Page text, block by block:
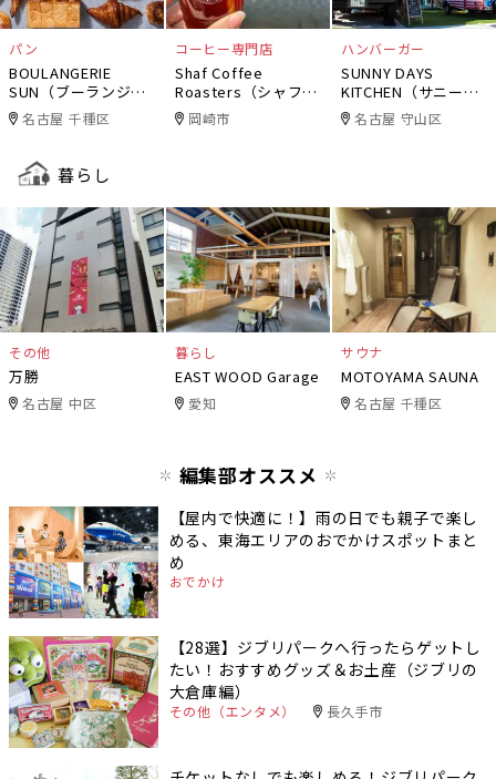
パン
BOULANGERIE
SUN（ブーランジェ
リー・サン）
名古屋 千種区
コーヒー専門店
Shaf Coffee
Roasters（シャフコ
ーヒーロースター
ズ）
岡崎市
ハンバーガー
SUNNY DAYS
KITCHEN（サニーデ
イズキッチン）
名古屋 守山区
暮らし
その他
万勝
名古屋 中区
暮らし
EAST WOOD Garage
愛知
サウナ
MOTOYAMA SAUNA
名古屋 千種区
編集部オススメ
【屋内で快適に！】雨の日でも親子で楽し
める、東海エリアのおでかけスポットまと
め
おでかけ
【28選】ジブリパークへ行ったらゲットし
たい！おすすめグッズ＆お土産（ジブリの
大倉庫編）
その他（エンタメ） 長久手市